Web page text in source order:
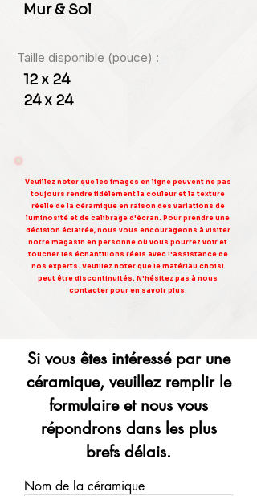
Mur & Sol
Taille disponible (pouce) :
12 x 24
24 x 24
Veuillez noter que les images en ligne peuvent ne pas
toujours rendre fidèlement la couleur et la texture
réelle de la céramique en raison des variations de
luminosité et de calibrage d'écran. Pour prendre une
décision éclairée, nous vous encourageons à visiter
notre magasin en personne où vous pourrez voir et
toucher les échantillons réels avec l'assistance de
nos experts. Veuillez noter que le matériau choisi
peut être discontinuités. N'hésitez pas à nous
contacter pour en savoir plus.
Si vous êtes intéressé par une
céramique, veuillez remplir le
formulaire et nous vous
répondrons dans les plus
brefs délais.
Nom de la céramique